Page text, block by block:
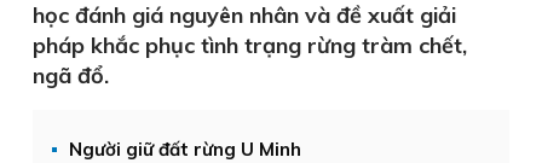
học đánh giá nguyên nhân và đề xuất giải
pháp khắc phục tình trạng rừng tràm chết,
ngã đổ.
Người giữ đất rừng U Minh